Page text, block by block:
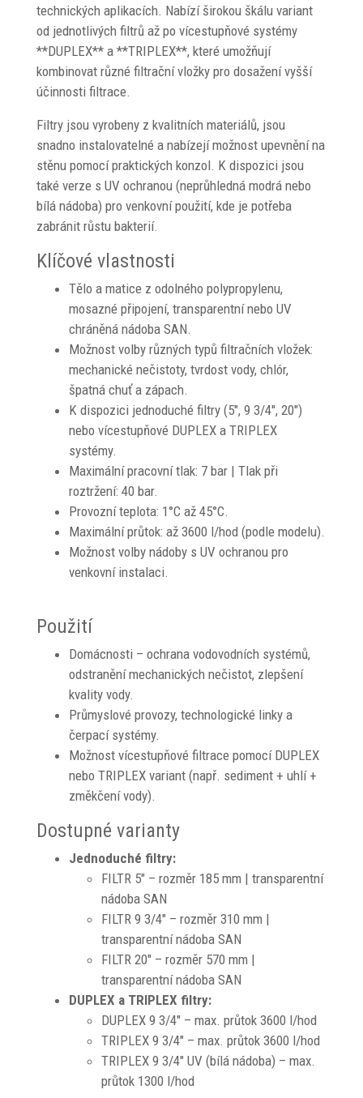
technických aplikacích. Nabízí širokou škálu variant
od jednotlivých filtrů až po vícestupňové systémy
**DUPLEX** a **TRIPLEX**, které umožňují
kombinovat různé filtrační vložky pro dosažení vyšší
účinnosti filtrace.
Filtry jsou vyrobeny z kvalitních materiálů, jsou
snadno instalovatelné a nabízejí možnost upevnění na
stěnu pomocí praktických konzol. K dispozici jsou
také verze s UV ochranou (neprůhledná modrá nebo
bílá nádoba) pro venkovní použití, kde je potřeba
zabránit růstu bakterií.
Klíčové vlastnosti
Tělo a matice z odolného polypropylenu,
mosazné připojení, transparentní nebo UV
chráněná nádoba SAN.
Možnost volby různých typů filtračních vložek:
mechanické nečistoty, tvrdost vody, chlór,
špatná chuť a zápach.
K dispozici jednoduché filtry (5", 9 3/4", 20")
nebo vícestupňové DUPLEX a TRIPLEX
systémy.
Maximální pracovní tlak: 7 bar | Tlak při
roztržení: 40 bar.
Provozní teplota: 1°C až 45°C.
Maximální průtok: až 3600 l/hod (podle modelu).
Možnost volby nádoby s UV ochranou pro
venkovní instalaci.
Použití
Domácnosti – ochrana vodovodních systémů,
odstranění mechanických nečistot, zlepšení
kvality vody.
Průmyslové provozy, technologické linky a
čerpací systémy.
Možnost vícestupňové filtrace pomocí DUPLEX
nebo TRIPLEX variant (např. sediment + uhlí +
změkčení vody).
Dostupné varianty
Jednoduché filtry:
FILTR 5″ – rozměr 185 mm | transparentní
nádoba SAN
FILTR 9 3/4″ – rozměr 310 mm |
transparentní nádoba SAN
FILTR 20″ – rozměr 570 mm |
transparentní nádoba SAN
DUPLEX a TRIPLEX filtry:
DUPLEX 9 3/4″ – max. průtok 3600 l/hod
TRIPLEX 9 3/4″ – max. průtok 3600 l/hod
TRIPLEX 9 3/4″ UV (bílá nádoba) – max.
průtok 1300 l/hod